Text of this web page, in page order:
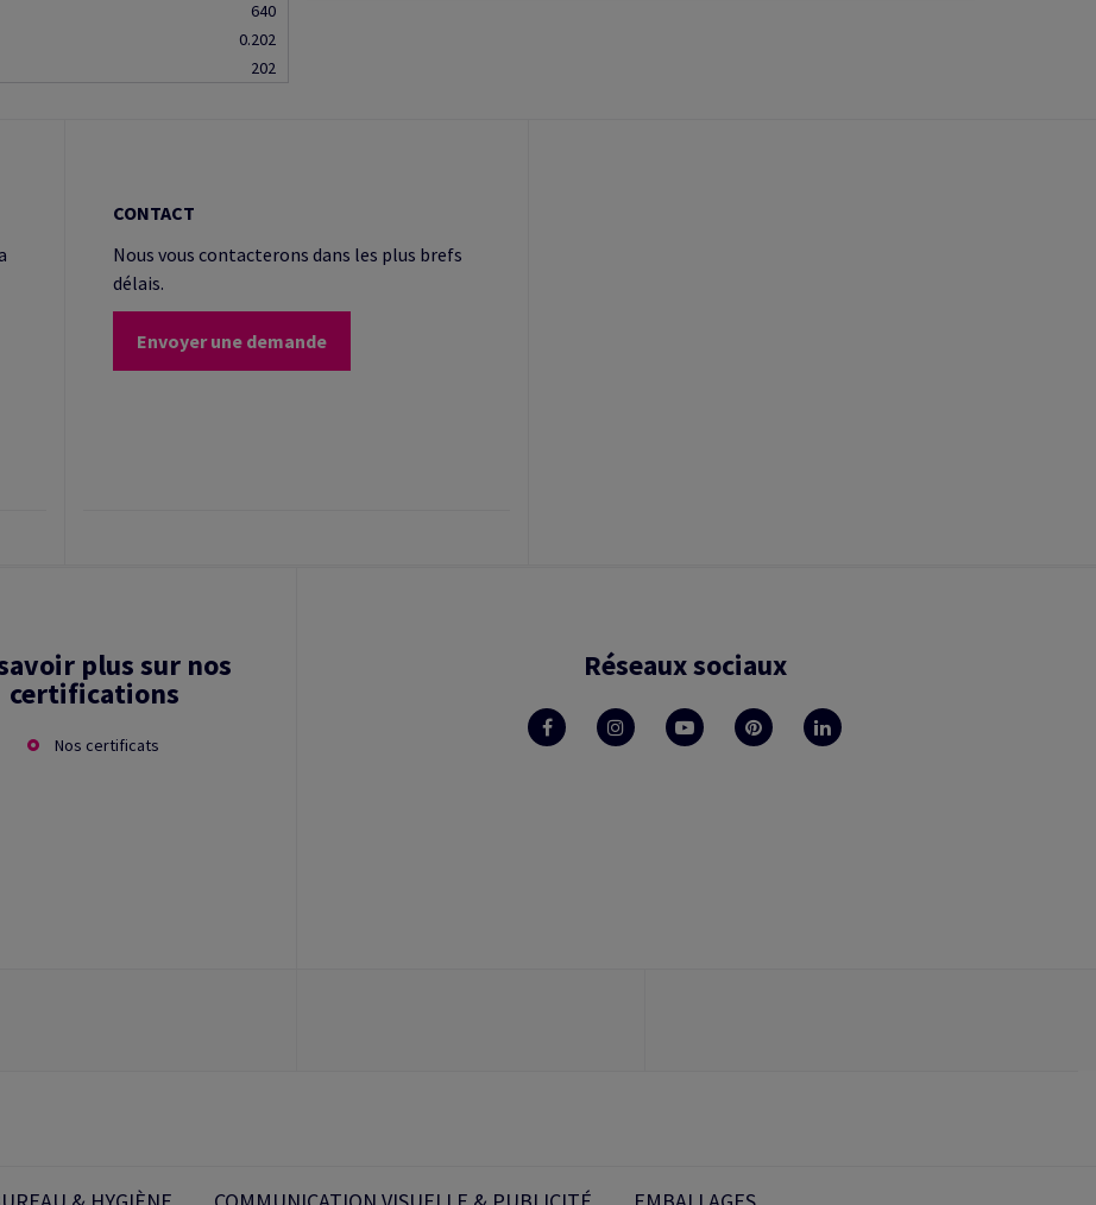
640
0.202
202
CONTACT
Nous vous contacterons dans les plus brefs
délais.
Envoyer une demande
plus sur nos
certifications
Nos certificats
Réseaux sociaux